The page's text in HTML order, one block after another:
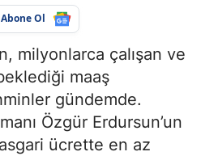
Abone Ol
milyonlarca çalışan ve
maaş
gündemde.
Özgür Erdursun’un
ücrette en az